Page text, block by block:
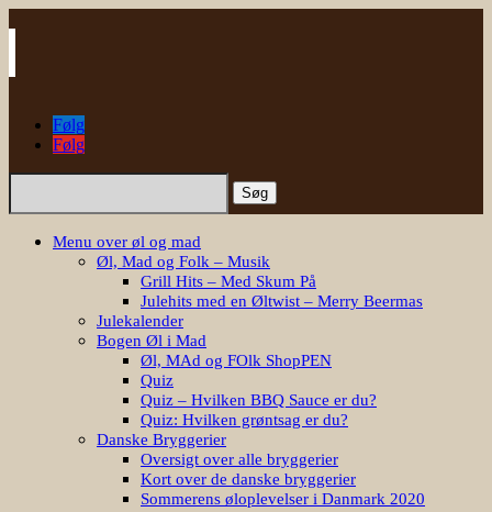
Følg
Følg
Søg
Menu over øl og mad
Øl, Mad og Folk – Musik
Grill Hits – Med Skum På
Julehits med en Øltwist – Merry Beermas
Julekalender
Bogen Øl i Mad
Øl, MAd og FOlk ShopPEN
Quiz
Quiz – Hvilken BBQ Sauce er du?
Quiz: Hvilken grøntsag er du?
Danske Bryggerier
Oversigt over alle bryggerier
Kort over de danske bryggerier
Sommerens øloplevelser i Danmark 2020